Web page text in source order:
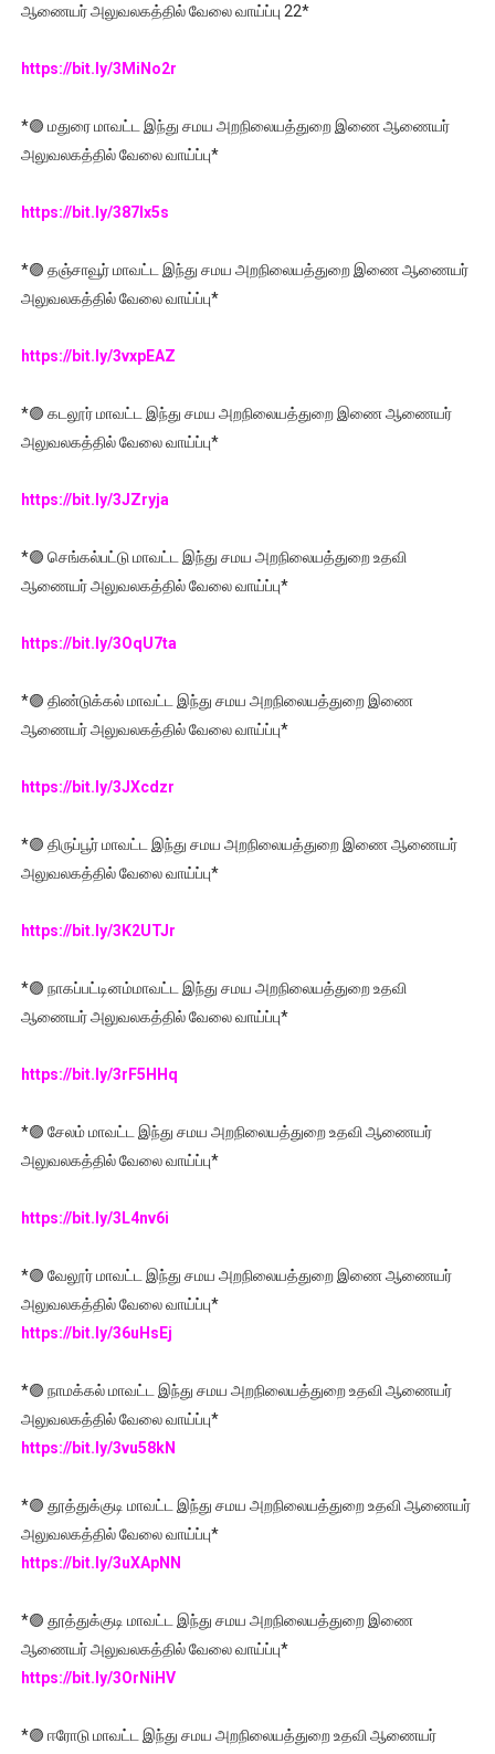
ஆணையர் அலுவலகத்தில் வேலை வாய்ப்பு 22*
https://bit.ly/3MiNo2r
*🟣 மதுரை மாவட்ட இந்து சமய அறநிலையத்துறை இணை ஆணையர்
அலுவலகத்தில் வேலை வாய்ப்பு*
https://bit.ly/387Ix5s
*🟣 தஞ்சாவூர் மாவட்ட இந்து சமய அறநிலையத்துறை இணை ஆணையர்
அலுவலகத்தில் வேலை வாய்ப்பு*
https://bit.ly/3vxpEAZ
*🟣 கடலூர் மாவட்ட இந்து சமய அறநிலையத்துறை இணை ஆணையர்
அலுவலகத்தில் வேலை வாய்ப்பு*
https://bit.ly/3JZryja
*🟣 செங்கல்பட்டு மாவட்ட இந்து சமய அறநிலையத்துறை உதவி
ஆணையர் அலுவலகத்தில் வேலை வாய்ப்பு*
https://bit.ly/3OqU7ta
*🟣 திண்டுக்கல் மாவட்ட இந்து சமய அறநிலையத்துறை இணை
ஆணையர் அலுவலகத்தில் வேலை வாய்ப்பு*
https://bit.ly/3JXcdzr
*🟣 திருப்பூர் மாவட்ட இந்து சமய அறநிலையத்துறை இணை ஆணையர்
அலுவலகத்தில் வேலை வாய்ப்பு*
https://bit.ly/3K2UTJr
*🟣 நாகப்பட்டினம்மாவட்ட இந்து சமய அறநிலையத்துறை உதவி
ஆணையர் அலுவலகத்தில் வேலை வாய்ப்பு*
https://bit.ly/3rF5HHq
*🟣 சேலம் மாவட்ட இந்து சமய அறநிலையத்துறை உதவி ஆணையர்
அலுவலகத்தில் வேலை வாய்ப்பு*
https://bit.ly/3L4nv6i
*🟣 வேலூர் மாவட்ட இந்து சமய அறநிலையத்துறை இணை ஆணையர்
அலுவலகத்தில் வேலை வாய்ப்பு*
https://bit.ly/36uHsEj
*🟣 நாமக்கல் மாவட்ட இந்து சமய அறநிலையத்துறை உதவி ஆணையர்
அலுவலகத்தில் வேலை வாய்ப்பு*
https://bit.ly/3vu58kN
*🟣 தூத்துக்குடி மாவட்ட இந்து சமய அறநிலையத்துறை உதவி ஆணையர்
அலுவலகத்தில் வேலை வாய்ப்பு*
https://bit.ly/3uXApNN
*🟣 தூத்துக்குடி மாவட்ட இந்து சமய அறநிலையத்துறை இணை
ஆணையர் அலுவலகத்தில் வேலை வாய்ப்பு*
https://bit.ly/3OrNiHV
*🟣 ஈரோடு மாவட்ட இந்து சமய அறநிலையத்துறை உதவி ஆணையர்